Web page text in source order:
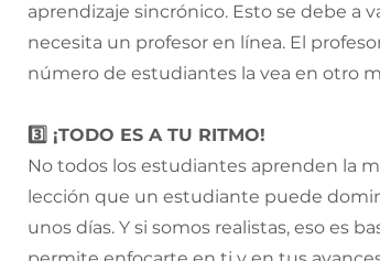
aprendizaje sincrónico. Esto se debe a
necesita un profesor en línea. El
número de estudiantes la vea en otro
3️⃣ ¡TODO ES A TU RITMO!
No todos los estudiantes aprenden la
lección que un estudiante puede
unos días. Y si somos realistas, eso es